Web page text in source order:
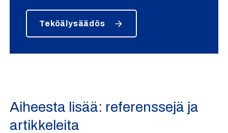
Teköälysäädös
Aiheesta lisää: referenssejä ja
artikkeleita